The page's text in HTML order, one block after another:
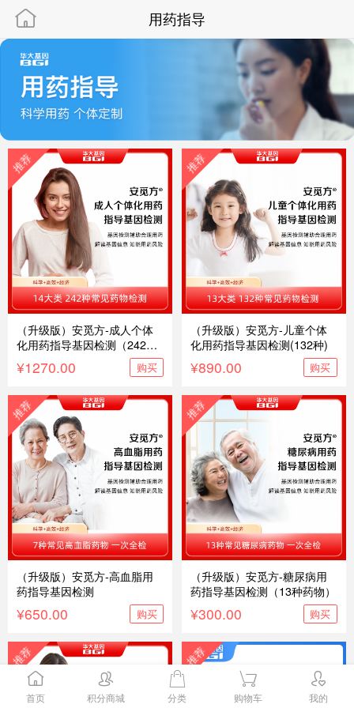
用药指导
（升级版）安觅方-成人个体
化用药指导基因检测（242
¥1270.00 购买
（升级版）安觅方-儿童个体
化用药指导基因检测(132种)
¥890.00 购买
（升级版）安觅方-高血脂用
药指导基因检测
¥650.00 购买
（升级版）安觅方-糖尿病用
药指导基因检测（13种药物）
¥300.00 购买
首页 积分商城 分类 购物车 我的